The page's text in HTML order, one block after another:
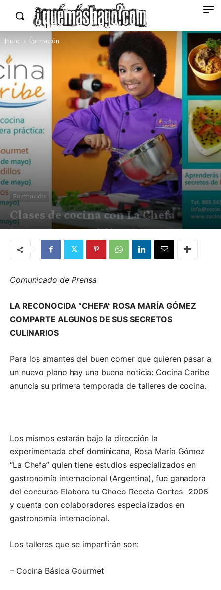
Inicio Formación
Formación
Clases de cocina con La Chefa
Por Quemashago.com- 21 de febrero de 2014
Comunicado de Prensa
LA RECONOCIDA “CHEFA” ROSA MARÍA GÓMEZ
COMPARTE ALGUNOS DE SUS SECRETOS
CULINARIOS
Para los amantes del buen comer que quieren pasar a
un nuevo plano hay una buena noticia: Cocina Caribe
anuncia su primera temporada de talleres de cocina.
Los mismos estarán bajo la dirección la
experimentada chef dominicana, Rosa María Gómez
“La Chefa” quien tiene estudios especializados en
gastronomía internacional (Argentina), fue ganadora
del concurso Elabora tu Choco Receta Cortes- 2006
y cuenta con colaboradores especializados en
gastronomía internacional.
Los talleres que se impartirán son:
– Cocina Básica Gourmet